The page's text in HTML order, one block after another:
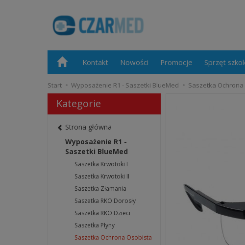
Kontakt Nowości Promocje Sprzęt
Start Wyposażenie R1 - Saszetki BlueMed Saszetka
Kategorie
Strona główna
Wyposażenie R1 -
Saszetki BlueMed
Saszetka Krwotoki I
Saszetka Krwotoki II
Saszetka Złamania
Saszetka RKO Dorosły
Saszetka RKO Dzieci
Saszetka Płyny
Saszetka Ochrona Osobista